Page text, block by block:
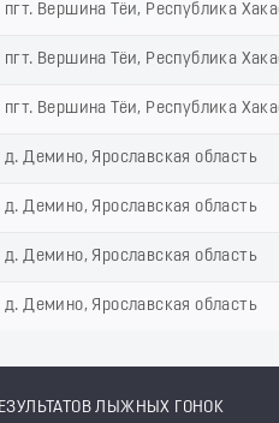
пгт. Вершина Тёи, Республика
пгт. Вершина Тёи, Республика
пгт. Вершина Тёи, Республика
д. Демино, Ярославская область
д. Демино, Ярославская область
д. Демино, Ярославская область
д. Демино, Ярославская область
ЛЫЖНЫХ ГОНОК